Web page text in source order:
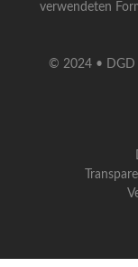
verwendeten
© 2024 • DGD